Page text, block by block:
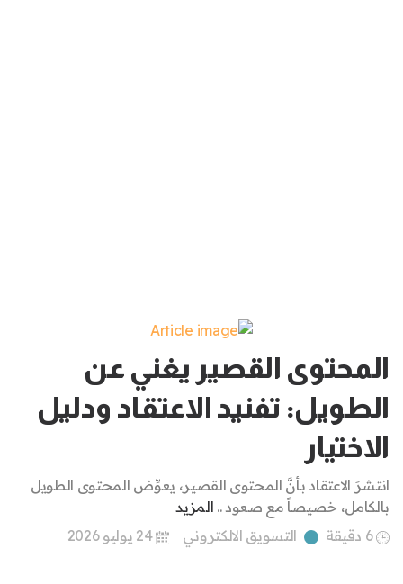
المحتوى القصير يغني عن
الطويل: تفنيد الاعتقاد ودليل
الاختيار
انتشرَ الاعتقاد بأنَّ المحتوى القصير، يعوِّض المحتوى الطويل
بالكامل، خصيصاً مع صعود .. المزيد
6 دقيقة
التسويق الالكتروني 24 يوليو 2026